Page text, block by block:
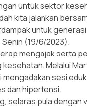
untuk sektor
kita jalankan
untuk
(19/6/2023).
mengajak serta
Melalui
sesi
dan hipertensi.
selaras pula dengan